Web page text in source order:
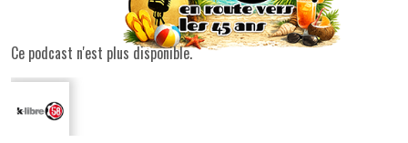
Ce podcast n'est plus disponible.